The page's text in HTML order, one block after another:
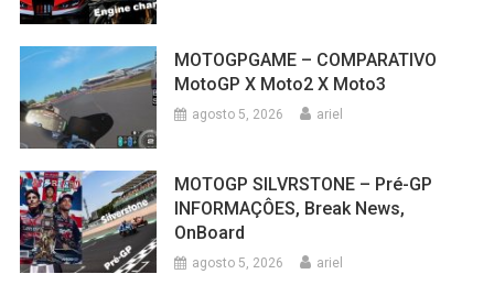
MOTOGPGAME – COMPARATIVO
MotoGP X Moto2 X Moto3
agosto 5, 2026 ariel
MOTOGP SILVRSTONE – Pré-GP
INFORMAÇÔES, Break News,
OnBoard
agosto 5, 2026 ariel